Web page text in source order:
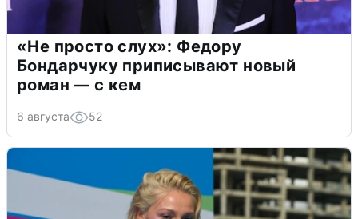
«Не просто слух»: Федору
Бондарчуку приписывают новый
роман — с кем
6 августа 52